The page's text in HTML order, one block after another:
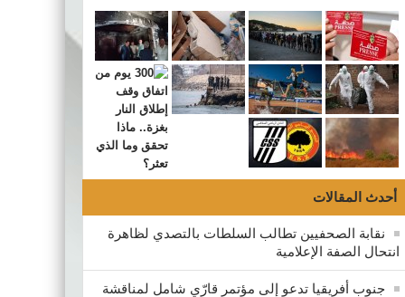
أحدث المقالات
نقابة الصحفيين تطالب السلطات بالتصدي لظاهرة
انتحال الصفة الإعلامية
جنوب أفريقيا تدعو إلى مؤتمر قارّي شامل لمناقشة